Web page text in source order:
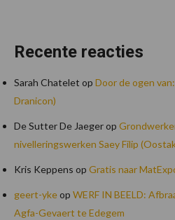
Recente reacties
Sarah Chatelet op Door de ogen
Dranicon)
De Sutter De Jaegerop
nivelleringswerken Saey Filip
Kris Keppens op Gratis naar
geert-ykeop WERF IN BEELD:
Agfa-Gevaert te Edegem